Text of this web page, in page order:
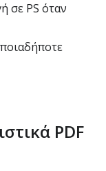
σε PS όταν
PDF